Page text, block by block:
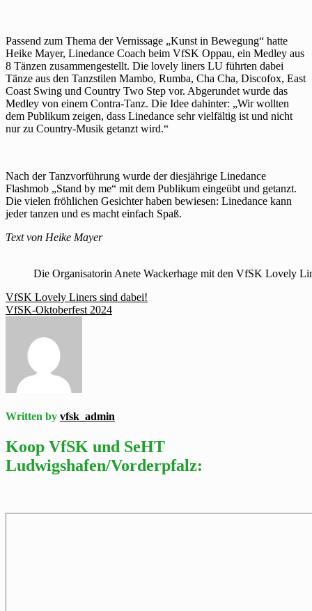
Passend zum Thema der Vernissage „Kunst in Bewegung“ hatte
Heike Mayer, Linedance Coach beim VfSK Oppau, ein Medley aus
8 Tänzen zusammengestellt. Die lovely liners LU führten dabei
Tänze aus den Tanzstilen Mambo, Rumba, Cha Cha, Discofox, East
Coast Swing und Country Two Step vor. Abgerundet wurde das
Medley von einem Contra-Tanz. Die Idee dahinter: „Wir wollten
dem Publikum zeigen, dass Linedance sehr vielfältig ist und nicht
nur zu Country-Musik getanzt wird.“
Nach der Tanzvorführung wurde der diesjährige Linedance
Flashmob „Stand by me“ mit dem Publikum eingeübt und getanzt.
Die vielen fröhlichen Gesichter haben bewiesen: Linedance kann
jeder tanzen und es macht einfach Spaß.
Text von Heike Mayer
Die Organisatorin Anete Wackerhage mit den VfSK Lovely
Beitragsnavigation
VfSK Lovely Liners sind dabei!
VfSK-Oktoberfest 2024
Written by vfsk_admin
Koop VfSK und SeHT
Ludwigshafen/Vorderpfalz: